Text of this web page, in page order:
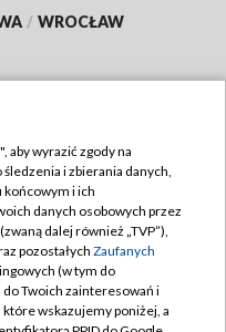
/ WROCŁAW
TVP
aby wyrazić zgody na
i zbierania danych,
końcowym i ich
danych osobowych przez
dalej również „TVP”),
pozostałych Zaufanych
(w tym do
Twoich zainteresowań i
wskazujemy poniżej, a